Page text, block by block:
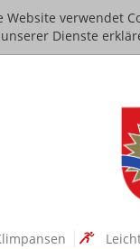
Website verwendet
Dienste